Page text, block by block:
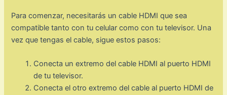
Para comenzar, necesitarás un cable HDMI que sea
compatible tanto con tu celular como con tu televisor. Una
vez que tengas el cable, sigue estos pasos:
Conecta un extremo del cable HDMI al puerto HDMI
de tu televisor.
Conecta el otro extremo del cable al puerto HDMI de